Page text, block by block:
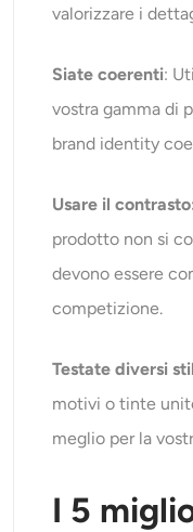
valorizzare i
Siate coerenti:
vostra gamma di
brand identity
Usare il
prodotto non si
devono essere
competizione.
Testate diversi
motivi o tinte
meglio per la
I 5